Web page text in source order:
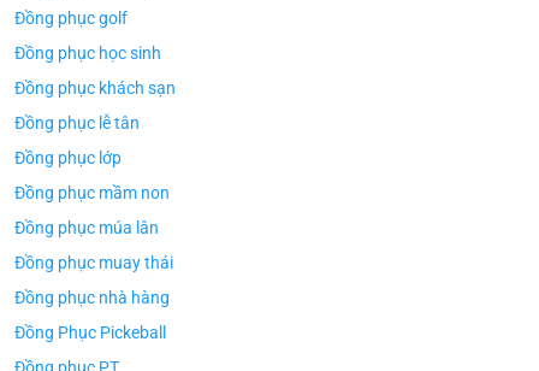
Đồng phục golf
Đồng phục học sinh
Đồng phục khách sạn
Đồng phục lễ tân
Đồng phục lớp
Đồng phục mầm non
Đồng phục múa lân
Đồng phục muay thái
Đồng phục nhà hàng
Đồng Phục Pickeball